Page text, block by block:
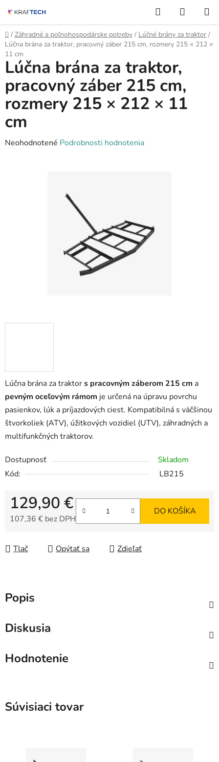
obsah
Hľadať
KOŠÍK
Domov
/ Záhradné a poľnohospodárske potreby / Lúčné brány za traktor /
Lúčna brána za traktor, pracovný záber 215 cm, rozmery 215 × 212 ×
11 cm
Lúčna brána za traktors pracovným záberom 215 cm a
pevným oceľovým rámom je určená na úpravu povrchu
pasienkov, lúk a príjazdových ciest. Kompatibilná s väčšinou
štvorkoliek (ATV), úžitkových vozidiel (UTV), záhradných a
multifunkčných traktorov.
Dostupnosť
Skladom
Kód:
LB215
129,90 €
107,36 € bez DPH
DO KOŠÍKA
Tlač Opýtať sa Zdieľať
Lúčna brána za traktor,
pracovný záber 215 cm,
rozmery 215 × 212 × 11
cm
Priemerné
Neohodnotené Podrobnosti hodnotenia
Popis
Diskusia
Hodnotenie
Súvisiaci tovar